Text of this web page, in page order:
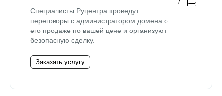
Специалисты Руцентра проведут
переговоры с администратором домена о
его продаже по вашей цене и организуют
безопасную сделку.
Заказать услугу